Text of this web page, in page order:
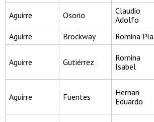
Aguirre Osorio
Claudio
Adolfo
Aguirre Brockway Romina Pía
Aguirre Gutiérrez
Romina
Isabel
Aguirre Fuentes
Hernan
Eduardo